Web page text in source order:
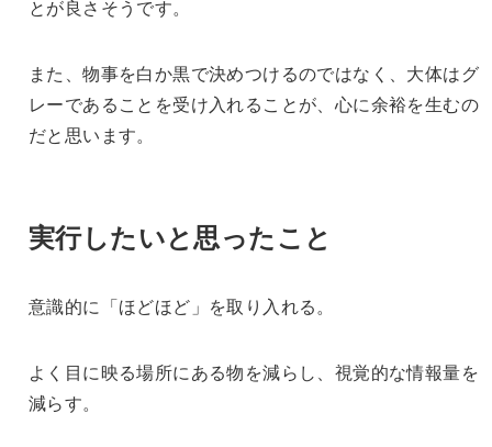
とが良さそうです。
また、物事を白か黒で決めつけるのではなく、大体はグ
レーであることを受け入れることが、心に余裕を生むの
だと思います。
実行したいと思ったこと
意識的に「ほどほど」を取り入れる。
よく目に映る場所にある物を減らし、視覚的な情報量を
減らす。